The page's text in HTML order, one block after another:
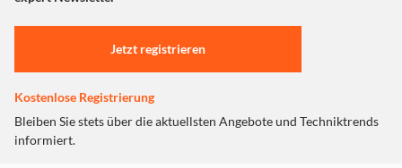
Einstellungen anpassen
Jetzt registrieren
Kostenlose Registrierung
Bleiben Sie stets über die aktuellsten Angebote und Techniktrends
informiert.